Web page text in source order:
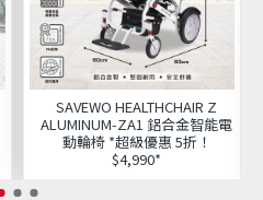
SAVEWO HEALTHCHAIR Z
ALUMINUM-ZA1 鋁合金智能電
動輪椅 *超級優惠 5折！
$4,990*